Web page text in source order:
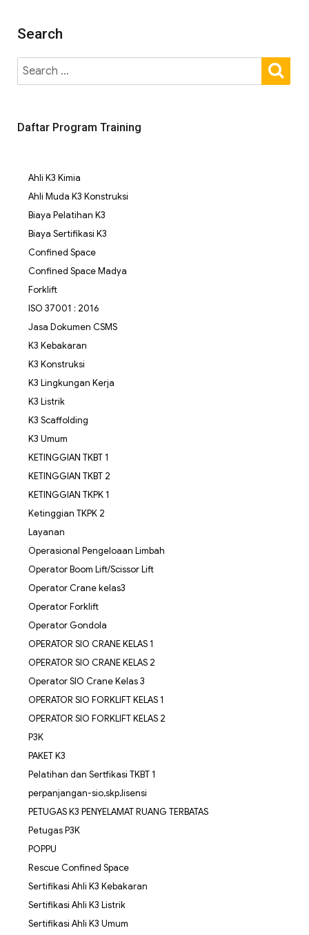
Search
Daftar Program Training
Ahli K3 Kimia
Ahli Muda K3 Konstruksi
Biaya Pelatihan K3
Biaya Sertifikasi K3
Confined Space
Confined Space Madya
Forklift
ISO 37001 : 2016
Jasa Dokumen CSMS
K3 Kebakaran
K3 Konstruksi
K3 Lingkungan Kerja
K3 Listrik
K3 Scaffolding
K3 Umum
KETINGGIAN TKBT 1
KETINGGIAN TKBT 2
KETINGGIAN TKPK 1
Ketinggian TKPK 2
Layanan
Operasional Pengeloaan Limbah
Operator Boom Lift/Scissor Lift
Operator Crane kelas3
Operator Forklift
Operator Gondola
OPERATOR SIO CRANE KELAS 1
OPERATOR SIO CRANE KELAS 2
Operator SIO Crane Kelas 3
OPERATOR SIO FORKLIFT KELAS 1
OPERATOR SIO FORKLIFT KELAS 2
P3K
PAKET K3
Pelatihan dan Sertfikasi TKBT 1
perpanjangan-sio,skp,lisensi
PETUGAS K3 PENYELAMAT RUANG TERBATAS
Petugas P3K
POPPU
Rescue Confined Space
Sertifikasi Ahli K3 Kebakaran
Sertifikasi Ahli K3 Listrik
Sertifikasi Ahli K3 Umum